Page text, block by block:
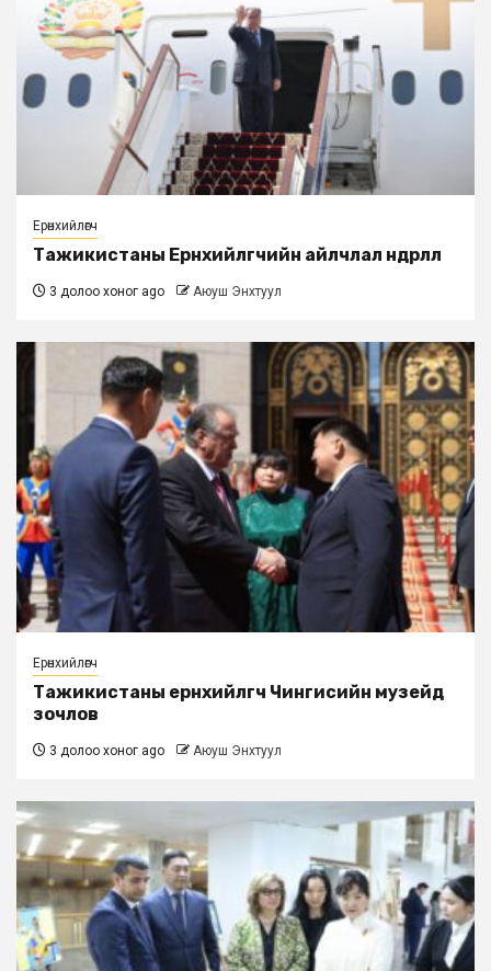
Ерөнхийлөгч
Тажикистаны Ерөнхийлөгчийн айлчлал өндөрлөлөө
3 долоо хоног ago Аюуш Энхтуул
Ерөнхийлөгч
Тажикистаны ерөнхийлөгч Чингисийн музейд
зочлов
3 долоо хоног ago Аюуш Энхтуул